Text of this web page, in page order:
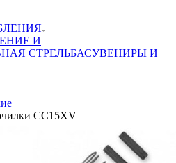
И
СТРЕЛЬБАСУВЕНИРЫ И
CC15XV